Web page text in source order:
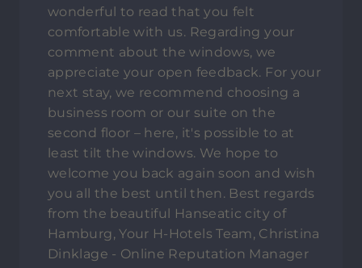
wonderful to read that you felt
comfortable with us. Regarding your
comment about the windows, we
appreciate your open feedback. For your
next stay, we recommend choosing a
business room or our suite on the
second floor – here, it's possible to at
least tilt the windows. We hope to
welcome you back again soon and wish
you all the best until then. Best regards
from the beautiful Hanseatic city of
Hamburg, Your H-Hotels Team, Christina
Dinklage - Online Reputation Manager